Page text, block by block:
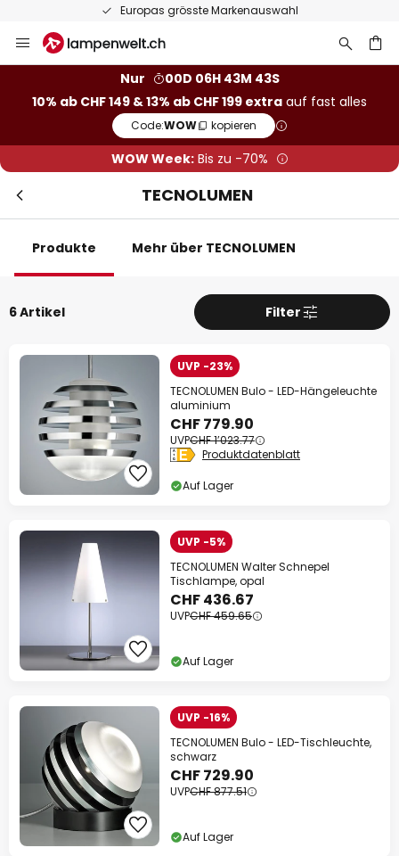
50 Tage kostenlose Retoure
Inhalt
Nur
00D 06H 43M 42S
10% ab CHF 149 & 13% ab CHF 199 extra auf fast alles
Code:WOW kopieren
WOW Week:Bis zu -70%
TECNOLUMEN
Produkte Mehr über TECNOLUMEN
6 Artikel Filter
UVP -23%
TECNOLUMEN Bulo - LED-Hängeleuchte
aluminium
CHF 779.90
UVPCHF 1’023.77
Produktdatenblatt
Auf Lager
UVP -5%
TECNOLUMEN Walter Schnepel
Tischlampe, opal
CHF 436.67
UVPCHF 459.65
Auf Lager
UVP -16%
TECNOLUMEN Bulo - LED-Tischleuchte,
schwarz
CHF 729.90
UVPCHF 877.51
Auf Lager